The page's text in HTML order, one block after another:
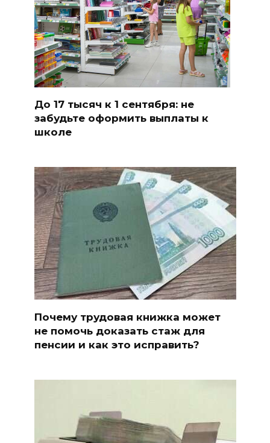
До 17 тысяч к 1 сентября: не
забудьте оформить выплаты к
школе
Почему трудовая книжка может
не помочь доказать стаж для
пенсии и как это исправить?